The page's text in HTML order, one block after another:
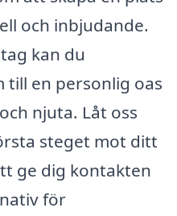
och inbjudande.
kan du
en personlig oas
njuta. Låt oss
steget mot ditt
ge dig kontakten
för